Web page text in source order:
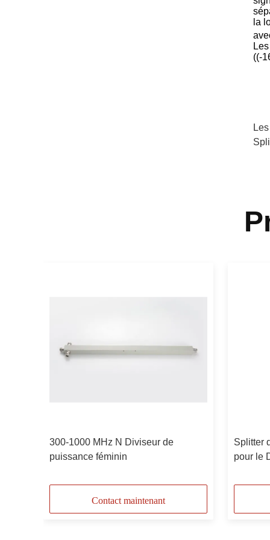
la
((-
300-1000 MHz N Diviseur de
puissance féminin
Contact maintenant
Splitter
pour le